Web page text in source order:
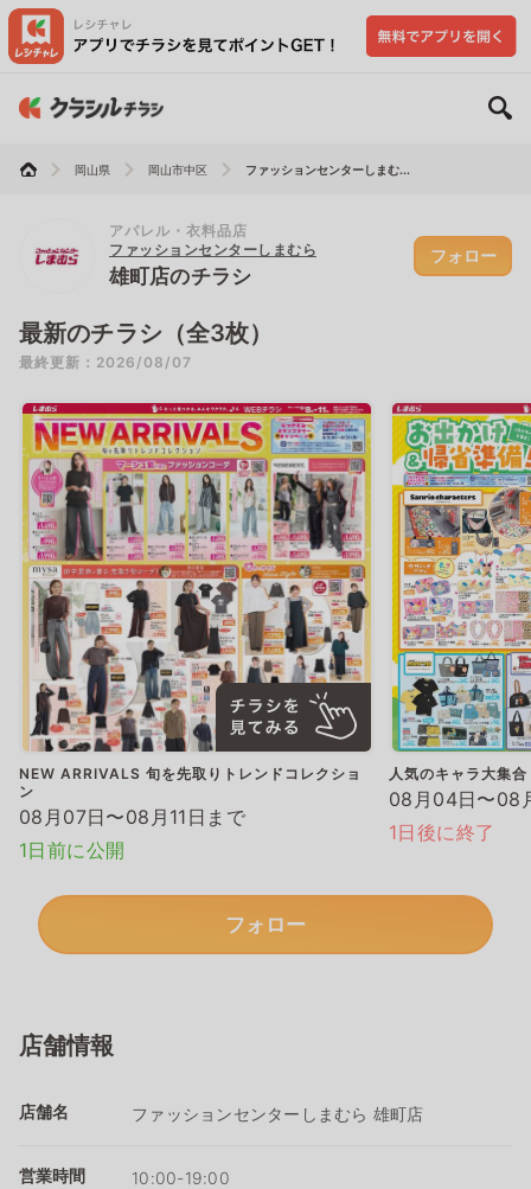
岡山県 岡山市中区 ファッションセンターしまむ...
アパレル・衣料品店
ファッションセンターしまむら
雄町店のチラシ
フォロー
最新のチラシ（全3枚）
最終更新：2026/08/07
NEW ARRIVALS 旬を先取りトレンドコレクショ
ン
08月07日〜08月11日まで
1日前に公開
人気のキャラ大集
08月04日〜08
1日後に終了
フォロー
店舗情報
店舗名 ファッションセンターしまむら 雄町店
営業時間 10:00-19:00